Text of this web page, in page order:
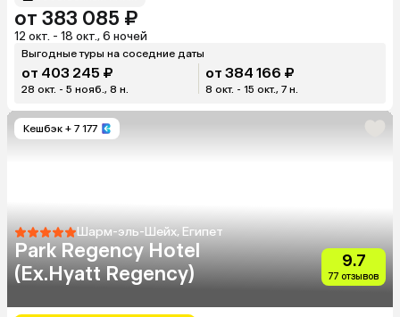
от 383 085 ₽
12 окт. - 18 окт., 6 ночей
Выгодные туры на соседние даты
от 403 245 ₽
28 окт. - 5 нояб., 8 н.
от 384 166 ₽
8 окт. - 15 окт., 7 н.
Кешбэк + 7 177
Шарм-эль-Шейх, Египет
Park Regency Hotel
(Ex.Hyatt Regency)
9.7
77 отзывов